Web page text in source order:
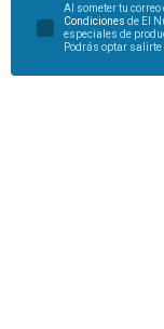
Al someter tu
Condiciones de El
especiales de
Podrás optar